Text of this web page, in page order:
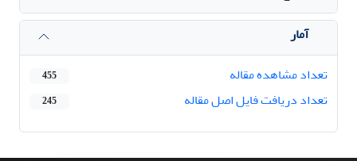
آمار
تعداد مشاهده مقاله
455
تعداد دریافت فایل اصل مقاله 245